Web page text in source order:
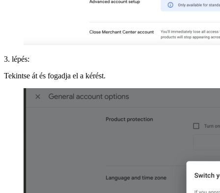
3. lépés:
Tekintse át és fogadja el a kérést.